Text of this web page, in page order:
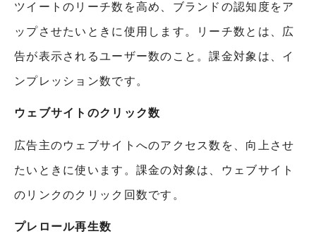
ツイートのリーチ数を高め、ブランドの認知度をア
ップさせたいときに使用します。リーチ数とは、広
告が表示されるユーザー数のこと。課金対象は、イ
ンプレッション数です。
ウェブサイトのクリック数
広告主のウェブサイトへのアクセス数を、向上させ
たいときに使います。課金の対象は、ウェブサイト
のリンクのクリック回数です。
プレロール再生数